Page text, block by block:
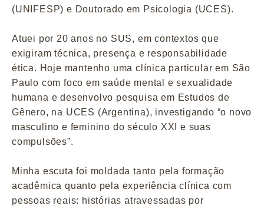
(UNIFESP) e Doutorado em Psicologia (UCES).
Atuei por 20 anos no SUS, em contextos que
exigiram técnica, presença e responsabilidade
ética. Hoje mantenho uma clínica particular em São
Paulo com foco em saúde mental e sexualidade
humana e desenvolvo pesquisa em Estudos de
Gênero, na UCES (Argentina), investigando “o novo
masculino e feminino do século XXI e suas
compulsões”.
Minha escuta foi moldada tanto pela formação
acadêmica quanto pela experiência clínica com
pessoas reais: histórias atravessadas por